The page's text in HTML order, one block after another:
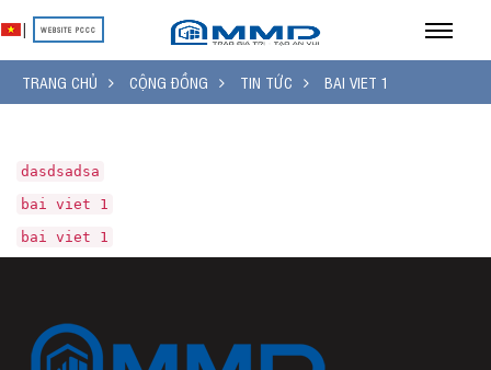
| WEBSITE PCCC
TRANG CHỦ CỘNG ĐỒNG TIN TỨC BAI VIET 1
dasdsadsa
bai viet 1
bai viet 1